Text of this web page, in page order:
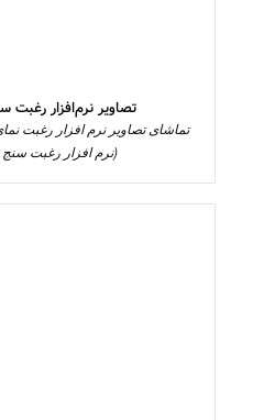
تصاویر نرم‌افزار
تماشای تصاویر نرم افزار رغبت
(نرم افزار رغبت